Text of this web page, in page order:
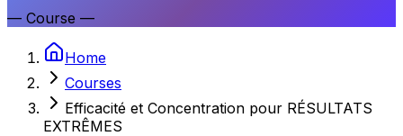
— Course —
Home
Courses
Efficacité et Concentration pour RÉSULTATS
EXTRÊMES